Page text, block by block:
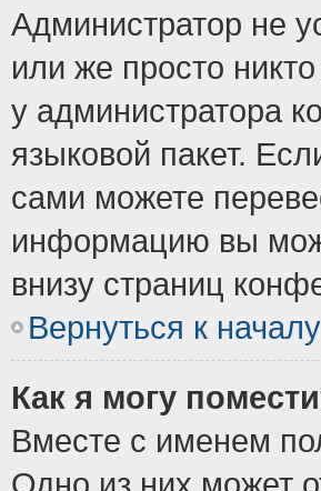
Администратор не
или же просто
у администратора
языковой пакет.
сами можете
информацию вы
внизу страниц
Вернуться к началу
Как я могу
Вместе с именем